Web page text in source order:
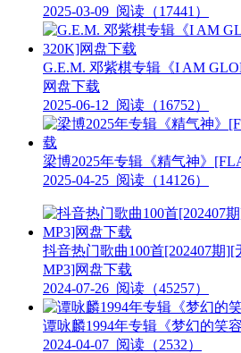
2025-03-09 阅读（17441）
G.E.M. 邓紫棋专辑《I AM
网盘下载
2025-06-12 阅读（16752）
梁博2025年专辑《精气神》
2025-04-25 阅读（14126）
抖音热门歌曲100首[202407期][
MP3]网盘下载
2024-07-26 阅读（45257）
谭咏麟1994年专辑《梦幻的笑
2024-04-07 阅读（2532）